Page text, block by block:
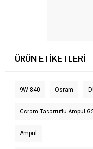
ÜRÜN ETIKETLERI
9W 840 Osram
Osram Tasarruflu Ampul
Ampul